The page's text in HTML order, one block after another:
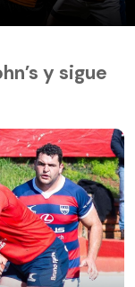
y sigue